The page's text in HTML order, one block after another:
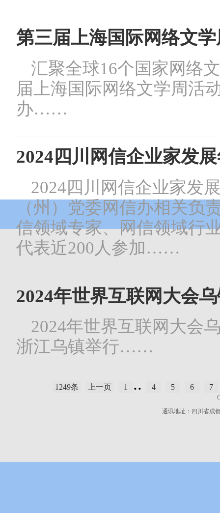
第三届上海国际网络文
汇聚全球16个国家网络
届上海国际网络文学周活
办……
2024四川网信企业家发
2024四川网信企业家发
（州）党委网信办相关负
信领域专家、网信领域行
代表近200人参加……
2024年世界互联网大会
2024年世界互联网大会
浙江乌镇举行……
1249条 上一页 1 .. 4 5 6 7
通讯地址：四川省成